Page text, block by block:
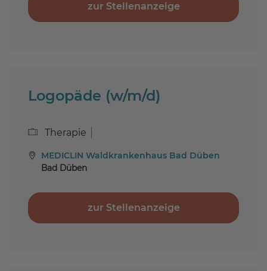
zur Stellenanzeige
Logopäde (w/m/d)
Therapie
MEDICLIN Waldkrankenhaus Bad Düben
Bad Düben
zur Stellenanzeige